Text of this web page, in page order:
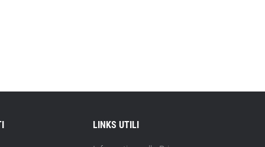
LINKS UTILI